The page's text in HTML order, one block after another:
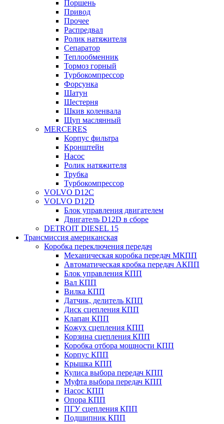
Поршень
Привод
Прочее
Распредвал
Ролик натяжителя
Сепаратор
Теплообменник
Тормоз горный
Турбокомпрессор
Форсунка
Шатун
Шестерня
Шкив коленвала
Щуп маслянный
MERCERES
Корпус фильтра
Кронштейн
Насос
Ролик натяжителя
Трубка
Турбокомпрессор
VOLVO D12C
VOLVO D12D
Блок управления двигателем
Двигатель D12D в сборе
DETROIT DIESEL 15
Трансмиссия американская
Коробка переключения передач
Механическая коробка передач МКПП
Автоматическая кробка передач АКПП
Блок управления КПП
Вал КПП
Вилка КПП
Датчик, делитель КПП
Диск сцепления КПП
Клапан КПП
Кожух сцепления КПП
Корзина сцепления КПП
Коробка отбора мощности КПП
Корпус КПП
Крышка КПП
Кулиса выбора передач КПП
Муфта выбора передач КПП
Насос КПП
Опора КПП
ПГУ сцепления КПП
Подшипник КПП